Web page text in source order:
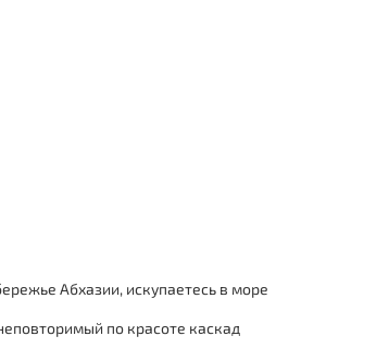
Абхазии, искупаетесь в море
по красоте каскад